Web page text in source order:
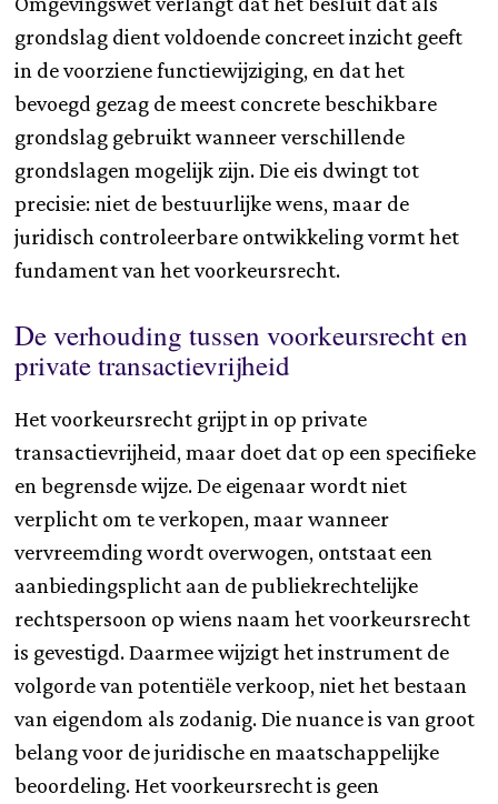
grondslag dient voldoende concreet inzicht geeft
in de voorziene functiewijziging, en dat het
bevoegd gezag de meest concrete beschikbare
grondslag gebruikt wanneer verschillende
grondslagen mogelijk zijn. Die eis dwingt tot
precisie: niet de bestuurlijke wens, maar de
juridisch controleerbare ontwikkeling vormt het
fundament van het voorkeursrecht.
De verhouding tussen voorkeursrecht en
private transactievrijheid
Het voorkeursrecht grijpt in op private
transactievrijheid, maar doet dat op een specifieke
en begrensde wijze. De eigenaar wordt niet
verplicht om te verkopen, maar wanneer
vervreemding wordt overwogen, ontstaat een
aanbiedingsplicht aan de publiekrechtelijke
rechtspersoon op wiens naam het voorkeursrecht
is gevestigd. Daarmee wijzigt het instrument de
volgorde van potentiële verkoop, niet het bestaan
van eigendom als zodanig. Die nuance is van groot
belang voor de juridische en maatschappelijke
beoordeling. Het voorkeursrecht is geen